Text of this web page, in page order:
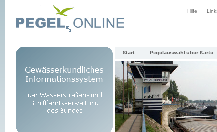
Hilfe
Start Pegelauswahl über Karte